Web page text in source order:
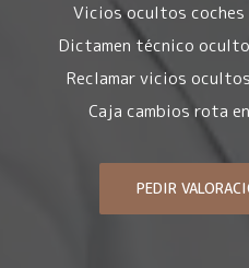
Vicios ocultos coches
Dictamen técnico
Reclamar vicios
Caja cambios rota
PEDIR